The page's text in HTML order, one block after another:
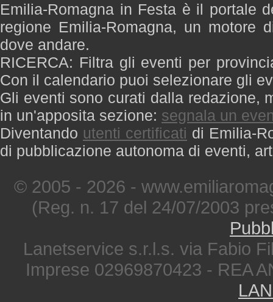
Emilia-Romagna in Festa è il portale
regione Emilia-Romagna, un motore
dove andare.
RICERCA: Filtra gli eventi per
Con il calendario puoi selezionare gli
Gli eventi sono curati dalla redazione,
in un'apposita sezione: segnala un
Diventando utenti certificati di Emilia-
di pubblicazione autonoma di eventi,
© 2005 - 2026 -
(Reg. n. 17 del 24/07/2003
Lanetservice s.r.l.s. via Fabio
Imprese 02969870423 - REA